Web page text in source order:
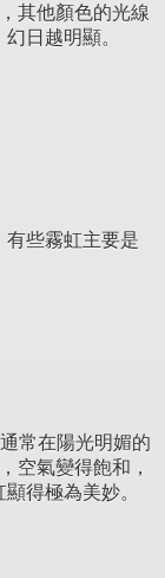
其他顏色的光線
日越明顯。
有些霧虹主要是
常在陽光明媚的
空氣變得飽和，
得極為美妙。